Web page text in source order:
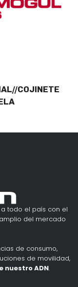
COJINETE
todo el país con el
del mercado
de consumo,
de movilidad,
nuestro ADN.